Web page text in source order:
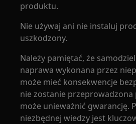
produktu.
Nie używaj ani nie instaluj
uszkodzony.
Należy pamiętać, że
naprawa wykonana przez
może mieć konsekwencje
nie zostanie przeprowadzona
może unieważnić gwarancję.
niezbędnej wiedzy jest